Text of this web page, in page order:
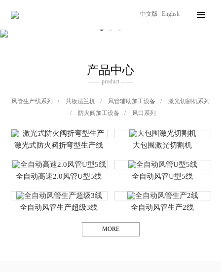
中文版 English
产品中心
—— product ——
风管生产线系列 / 共板法兰机 / 风管辅助加工设备 /
激光切割机系列
/
防火阀加工设备 / 风口系列
激光式防火阀折弯型生产线 大包围激光切割机
全自动高速2.0风管U型5线 全自动风管U型5线
全自动风管生产超级3线 全自动风管生产2线
MORE